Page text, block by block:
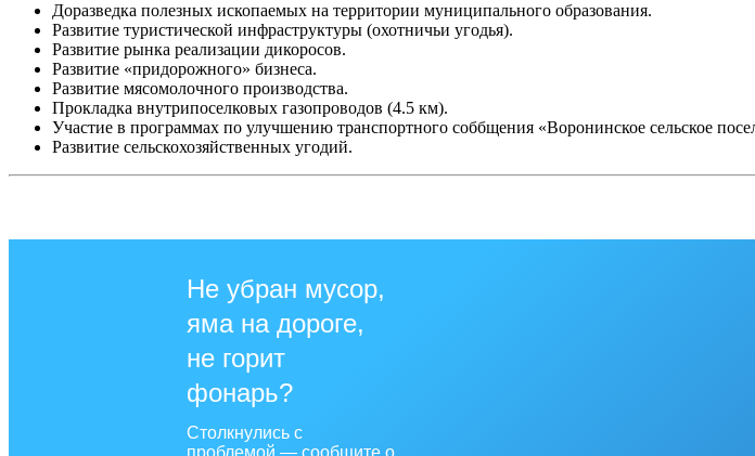
Доразведка полезных ископаемых на территории муниципального образования.
Развитие туристической инфраструктуры (охотничьи угодья).
Развитие рынка реализации дикоросов.
Развитие «придорожного» бизнеса.
Развитие мясомолочного производства.
Прокладка внутрипоселковых газопроводов (4.5 км).
Участие в программах по улучшению транспортного соббщения «Воронинское сельское
Развитие сельскохозяйственных угодий.
Не убран мусор,
яма на дороге,
не горит
фонарь?
Столкнулись с
проблемой — сообщите о